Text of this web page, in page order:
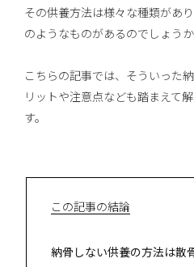
その供養方法は様々な種類があ
のようなものがあるのでしょうか
こちらの記事では、そういった
リットや注意点なども踏まえて
す。
この記事の結論
納骨しない供養の方法は散